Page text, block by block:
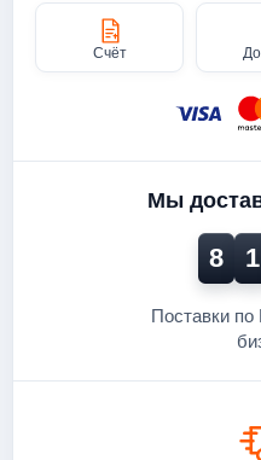
Счёт
Мы
8 1
Поставки по